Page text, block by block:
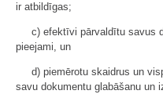
ir atbildīgas;
c) efektīvi pārvaldītu savus
pieejami, un
d) piemērotu skaidrus un
savu dokumentu glabāšanu un